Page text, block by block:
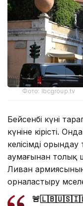
Фото: lbcgroup.tv
Бейсенбі күні
күніне кірісті.
келісімді орындау
аумағынан толық
Ливан армиясының
орналастыру
🚨🇱🇧🇺🇸🇮🇱